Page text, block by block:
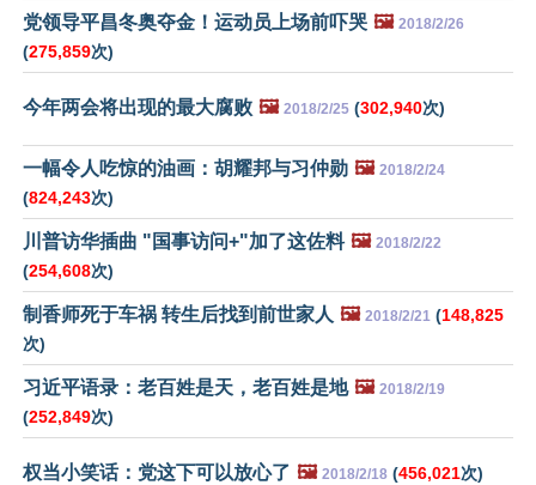
党领导平昌冬奥夺金！运动员上场前吓哭 🖼️ 2018/2/26
(275,859次)
今年两会将出现的最大腐败 🖼️ 2018/2/25 (302,940次)
一幅令人吃惊的油画：胡耀邦与习仲勋 🖼️ 2018/2/24
(824,243次)
川普访华插曲 "国事访问+"加了这佐料 🖼️ 2018/2/22
(254,608次)
制香师死于车祸 转生后找到前世家人 🖼️ 2018/2/21 (148,825
次)
习近平语录：老百姓是天，老百姓是地 🖼️ 2018/2/19
(252,849次)
权当小笑话：党这下可以放心了 🖼️ 2018/2/18 (456,021次)